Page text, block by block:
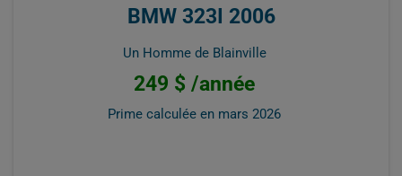
BMW 323I 2006
Un Homme de Blainville
249 $ /année
Prime calculée en mars 2026